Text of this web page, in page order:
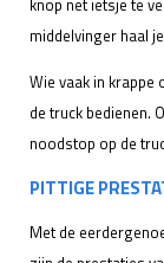
knop net ietsje te
middelvinger haal
Wie vaak in krappe
de truck bedienen.
noodstop op de
PITTIGE
Met de